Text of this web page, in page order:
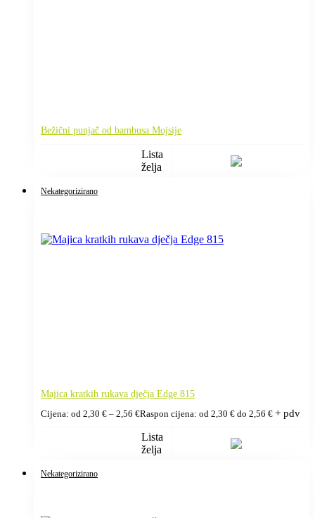
Bežični punjač od bambusa Mojsije
Lista
želja
Nekategorizirano
Majica kratkih rukava dječja Edge 815
Cijena: od 2,30 € – 2,56 €Raspon cijena: od 2,30 € do 2,56 € + pdv
Lista
želja
Nekategorizirano